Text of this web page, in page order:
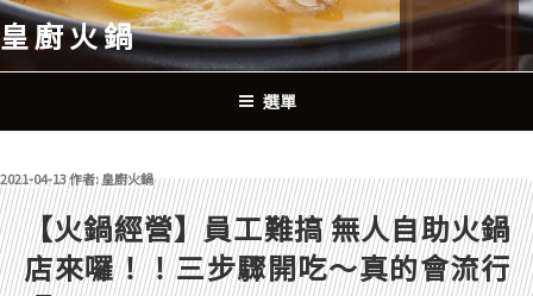
跳
至
主
內
皇廚火鍋
選單
發佈於
2021-04-13作者:皇廚火鍋
【火鍋經營】員工難搞 無人自助火鍋
店來囉！！三步驟開吃～真的會流行